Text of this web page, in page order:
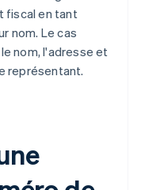
fiscal en tant
nom. Le cas
nom, l'adresse et
représentant.